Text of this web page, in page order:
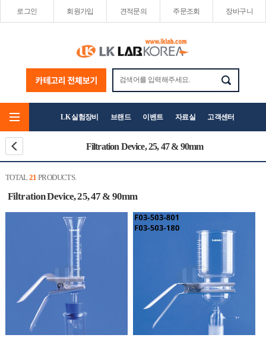
로그인 회원가입 견적문의 주문조회 장바구니
LK 실험장비 브랜드 이벤트 자료실 고객센터
Filtration Device, 25, 47 & 90mm
TOTAL21 PRODUCTS.
Filtration Device, 25, 47 & 90mm